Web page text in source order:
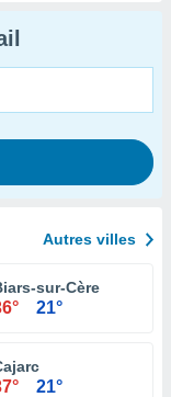
Autres villes
sur-Cère
21°
21°